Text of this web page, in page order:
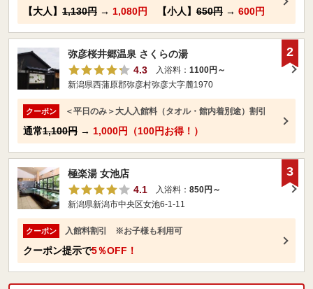
【大人】 1,130円 → 1,080円 【小人】 650円 → 600円
弥彦桜井郷温泉 さくらの湯
4.3
入浴料： 1100円～
新潟県西蒲原郡弥彦村弥彦大字麓1970
クーポン ＜平日のみ＞大人入館料（タオル・館内着別途）割引
通常1,100円 → 1,000円（100円お得！）
2
極楽湯 女池店
4.1
入浴料： 850円～
新潟県新潟市中央区女池6-1-11
クーポン 入館料割引 ※お子様も利用可
クーポン提示で5％OFF！
3